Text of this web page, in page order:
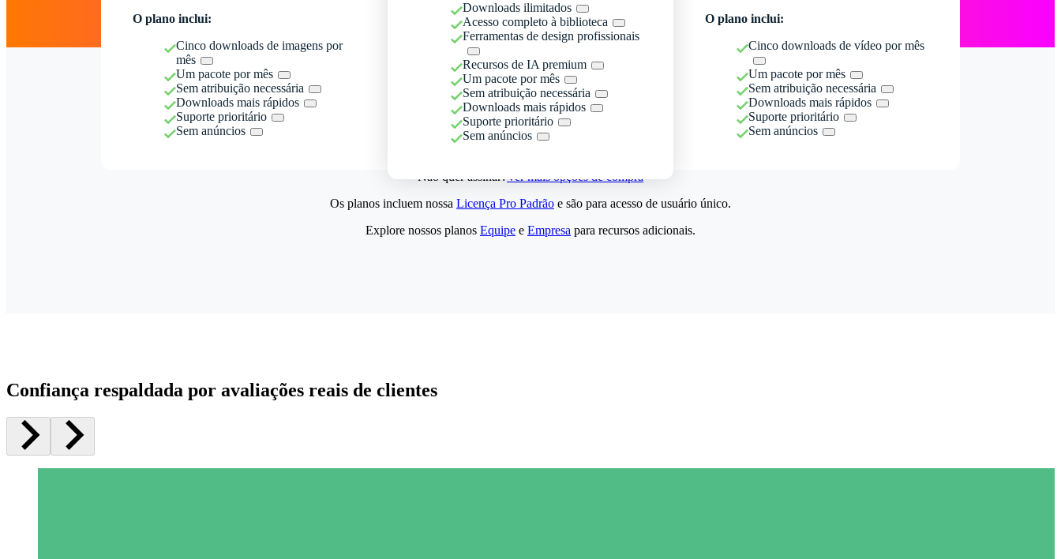
O plano inclui:
Cinco downloads de imagens por
mês
Um pacote por mês
Sem atribuição necessária
Downloads mais rápidos
Suporte prioritário
Sem anúncios
Downloads ilimitados
Acesso completo à biblioteca
Ferramentas de design profissionais
Recursos de IA premium
Um pacote por mês
Sem atribuição necessária
Downloads mais rápidos
Suporte prioritário
Sem anúncios
O plano inclui:
Cinco downloads de vídeo por mês
Um pacote por mês
Sem atribuição necessária
Downloads mais rápidos
Suporte prioritário
Sem anúncios
Não quer assinar?Ver mais opções de compra
Os planos incluem nossa Licença Pro Padrão e são para acesso de usuário único.
Explore nossos planos Equipe e Empresa para recursos adicionais.
Confiança respaldada por avaliações reais de clientes